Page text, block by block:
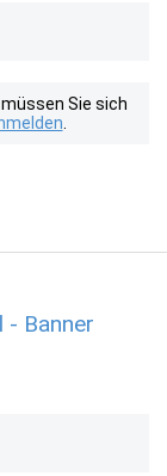
Sie sich
- Banner